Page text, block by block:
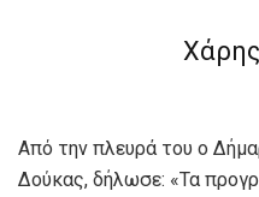
Από την πλευρά του ο
Δούκας, δήλωσε: «Τα